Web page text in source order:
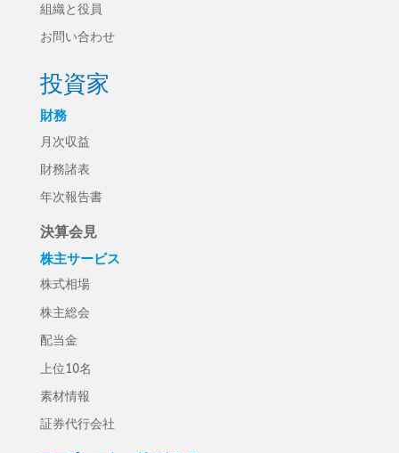
組織と役員
お問い合わせ
投資家
財務
月次収益
財務諸表
年次報告書
決算会見
株主サービス
株式相場
株主総会
配当金
上位10名
素材情報
証券代行会社